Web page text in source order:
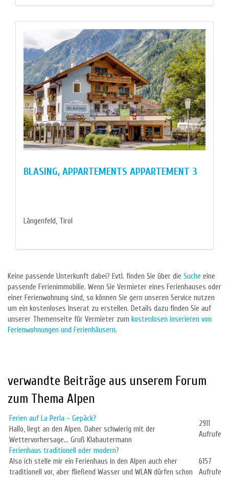
BLASING, APPARTEMENTS APPARTEMENT 3
Längenfeld, Tirol
Keine passende Unterkunft dabei? Evtl. finden Sie über die Suche eine
passende Ferienimmobilie. Wenn Sie Vermieter eines Ferienhauses oder
einer Ferienwohnung sind, so können Sie gern unseren Service nutzen
um ein kostenloses Inserat zu erstellen. Details dazu finden Sie auf
unserer Themenseite für Vermieter zum kostenlosen inserieren von
Ferienwohnungen und Ferienhäusern.
verwandte Beiträge aus unserem Forum
zum Thema Alpen
Ferien auf La Perla - Gepäck?
Hallo, liegt an den Alpen. Daher schwierig mit der
Wettervorhersage... Gruß Klabautermann
2911
Aufrufe
Ferienhaus traditionell oder modern?
Also ich stelle mir ein Ferienhaus in den Alpen auch eher
traditionell vor, aber fließend Wasser und WLAN dürfen schon
6157
Aufrufe